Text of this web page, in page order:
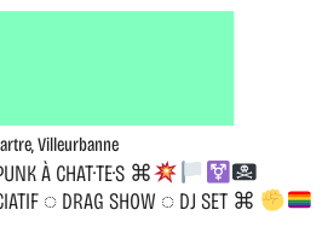
Villeurbanne
À CHAT·TE·S ⌘
◌ DRAG SHOW ◌ DJ SET ⌘